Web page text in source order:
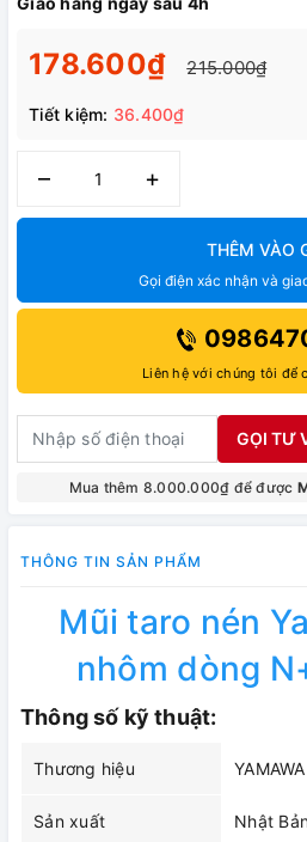
178.600₫ 215.000₫
Tiết kiệm: 36.400₫
– +
THÊM VÀO
Gọi điện xác nhận và
Liên hệ với chúng tôi để
GỌI TƯ
Mua thêm 8.000.000₫ để được
THÔNG TIN SẢN PHẨM
Mũi taro nén
nhôm dòng
Thông số kỹ thuật:
Thương hiệu YAMAWA
Sản xuất Nhật